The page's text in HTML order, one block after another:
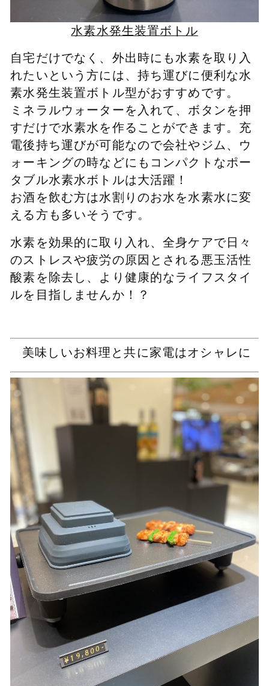
水素水発生装置ボトル
自宅だけでなく、外出時にも水素を取り入
れたいという方には、持ち運びに便利な水
素水発生装置ボトル型がおすすめです。
ミネラルウォーターを入れて、ボタンを押
すだけで水素水を作ることができます。充
電後持ち運びが可能なので会社やジム、ウ
ォーキングの時などにもコンパクトなポー
タブル水素水ボトルは大活躍！
お酒を飲む方は水割りのお水を水素水に変
える方も多いそうです。
水素を効果的に取り入れ、全身ケアで日々
のストレスや疲労の原因とされる悪玉活性
酸素を除去し、より健康的なライフスタイ
ルを目指しませんか！？
美味しいお料理と共に家電はオシャレに